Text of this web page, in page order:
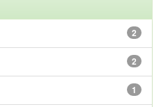
2
2
1